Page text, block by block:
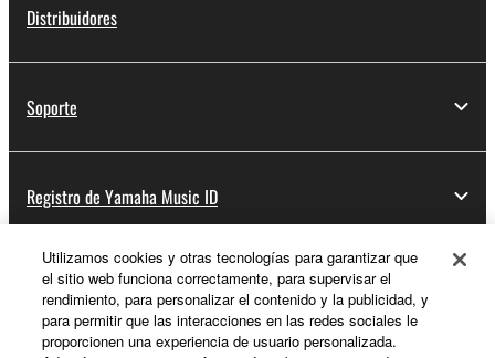
Distribuidores
Soporte
Registro de Yamaha Music ID
Acerca de Yamaha
Utilizamos cookies y otras tecnologías para garantizar que
el sitio web funciona correctamente, para supervisar el
rendimiento, para personalizar el contenido y la publicidad, y
para permitir que las interacciones en las redes sociales le
proporcionen una experiencia de usuario personalizada.